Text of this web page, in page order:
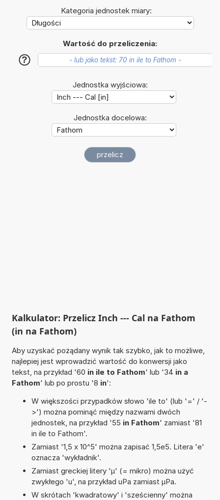
Kategoria jednostek miary:
Wartość do przeliczenia:
?
Jednostka wyjściowa:
Jednostka docelowa:
Kalkulator: Przelicz Inch --- Cal na Fathom
(in na Fathom)
Aby uzyskać pożądany wynik tak szybko, jak to możliwe,
najlepiej jest wprowadzić wartość do konwersji jako
tekst, na przykład '60 in ile to Fathom' lub '34 in a
Fathom' lub po prostu '8 in':
W większości przypadków słowo 'ile to' (lub '=' / '-
>') można pominąć między nazwami dwóch
jednostek, na przykład '55 in Fathom' zamiast '81
in ile to Fathom'.
Zamiast '1,5 x 10^5' można zapisać 1,5e5. Litera 'e'
oznacza 'wykładnik'.
Zamiast greckiej litery 'µ' (= mikro) można użyć
zwykłego 'u', na przykład uPa zamiast µPa.
W skrótach 'kwadratowy' i 'sześcienny' można